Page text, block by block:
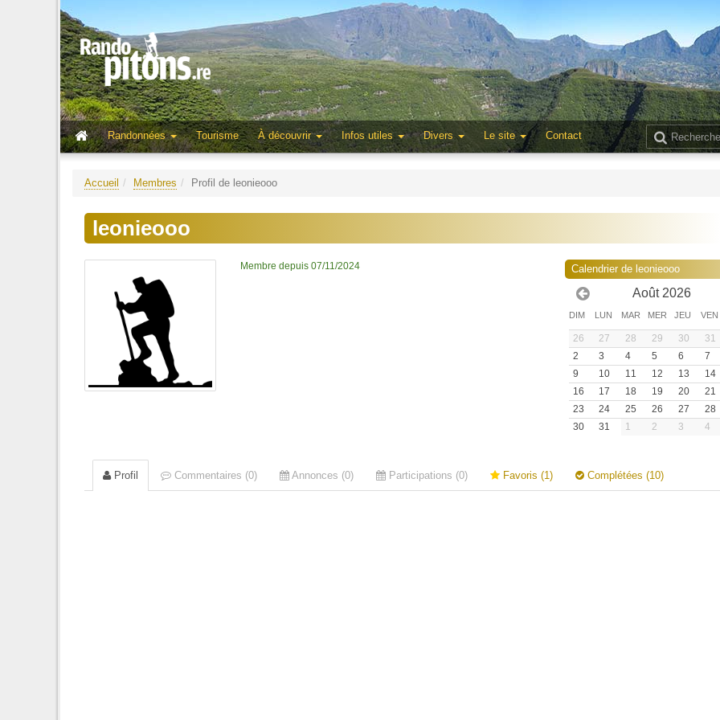
Randonnées
Tourisme À découvrir Infos utiles Divers Le site Contact
Accueil Membres Profil de leonieooo
leonieooo
Membre depuis 07/11/2024 Calendrier de leonieooo
Août 2026
DIM LUN MAR MER JEU VEN
26 27 28 29 30 31
2
3 4 5 6 7
9
10 11 12 13 14
16
17 18 19 20 21
23
24 25 26 27 28
30
31 1 2 3 4
Profil Commentaires (0) Annonces (0) Participations (0) Favoris (1) Complétées (10)